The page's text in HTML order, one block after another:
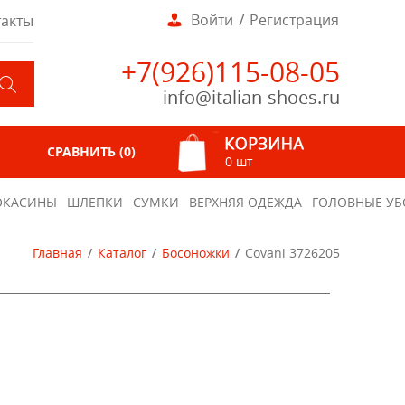
Войти Регистрация
+7(926)115-08-05
info@italian-shoes.ru
0 шт
СРАВНИТЬ (0)
ШЛЕПКИ СУМКИ ВЕРХНЯЯ ОДЕЖДА ГОЛОВНЫЕ
Главная Каталог Босоножки Covani 3726205